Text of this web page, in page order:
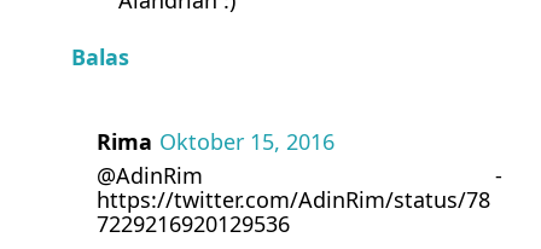
Balas
Rima Oktober 15, 2016
@AdinRim -
https://twitter.com/AdinRim/status/78
7229216920129536